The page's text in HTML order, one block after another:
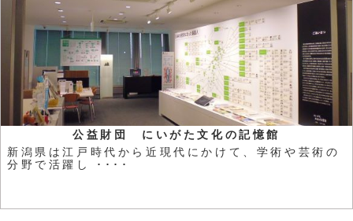
公益財団 にいがた文化の記憶館
新潟県は江戸時代から近現代にかけて、学術や芸術の
分野で活躍し ････